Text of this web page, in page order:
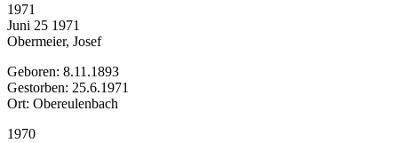
1971
Juni 25 1971
Obermeier, Josef
Geboren: 8.11.1893
Gestorben: 25.6.1971
Ort: Obereulenbach
1970